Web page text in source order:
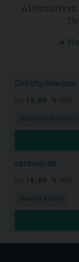
Ostrichpillow.com
15,00 %
Gesundheit & Wellness
casimum.de
10,00 %
Haushalt & Garten